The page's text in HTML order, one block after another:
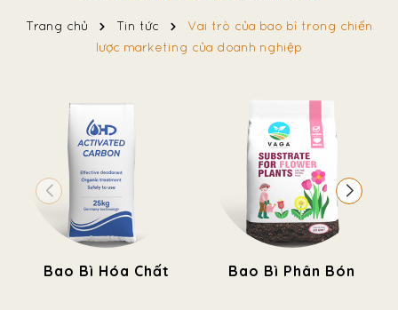
Trang chủ Tin tức
Vai trò của bao bì trong chiến
lược marketing của doanh nghiệp
Bao Bì Hóa Chất Bao Bì Phân Bón